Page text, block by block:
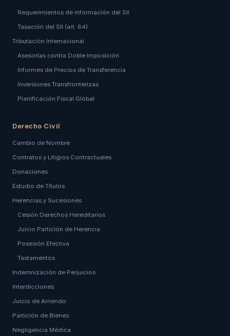
Requerimientos de información del SII
Tasación del SII (art. 64)
Tributación Internacional
Asesorías contra Doble Imposición
Informes de Precios de Transferencia
Inversiones Transfronterizas
Planificación Fiscal Global
Derecho Civil
Cambio de Nombre
Contratos y Litigios Contractuales
Donaciones
Estudio de Títulos
Herencias y Sucesiones
Cesión Derechos Hereditarios
Juicio Partición de Herencia
Posesión Efectiva
Testamentos
Indemnización de Perjuicios
Interdicciones
Juicio de Arriendo
Partición de Bienes
Negligencia Médica